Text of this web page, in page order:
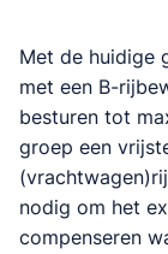
Met de huidige
met een B-
besturen tot
groep een
nodig om het
compenseren